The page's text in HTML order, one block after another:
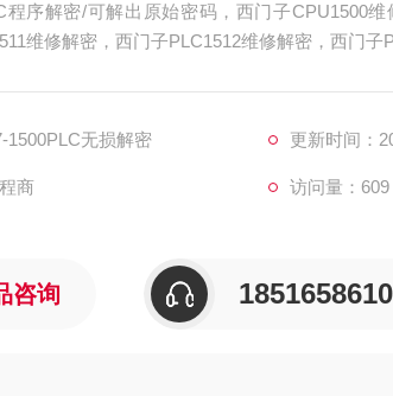
程序解密/可解出原始密码，西门子CPU1500
维修解密，西门子PLC1512维修解密，西门子
1500PLC无损解密
更新时间：
商 访问量：609
咨询